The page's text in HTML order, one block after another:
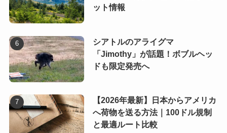
ット情報
シアトルのアライグマ
「Jimothy」が話題！ボブルヘッ
ドも限定発売へ
【2026年最新】日本からアメリカ
へ荷物を送る方法｜100ドル規制
と最適ルート比較